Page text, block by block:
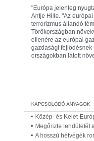
"Európa jelenleg
Antje Hille. "Az
terrorizmus állandó
Törökországban
ellenére az európai
gazdasági fejlődésnek
országokban látott
Közép- és Kelet-
Megőrizte lendületét
A hosszú hétvégék